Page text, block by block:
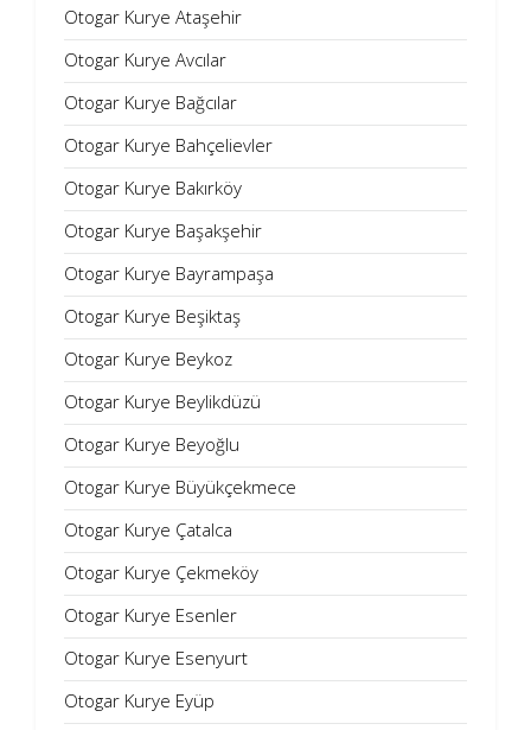
Otogar Kurye Ataşehir
Otogar Kurye Avcılar
Otogar Kurye Bağcılar
Otogar Kurye Bahçelievler
Otogar Kurye Bakırköy
Otogar Kurye Başakşehir
Otogar Kurye Bayrampaşa
Otogar Kurye Beşiktaş
Otogar Kurye Beykoz
Otogar Kurye Beylikdüzü
Otogar Kurye Beyoğlu
Otogar Kurye Büyükçekmece
Otogar Kurye Çatalca
Otogar Kurye Çekmeköy
Otogar Kurye Esenler
Otogar Kurye Esenyurt
Otogar Kurye Eyüp